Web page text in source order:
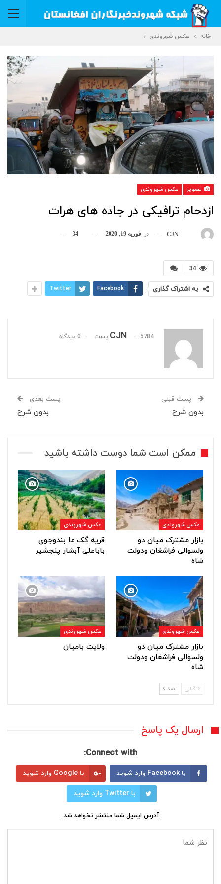
خانه عکس شهروندی
تصویر عکس شهروندی
ازدحام ترافیکی در جاده های هرات
CJN در فوریه 19, 2020 34
34
به اشتراک گذاری Facebook
Twitter
CJN 5784 پست 0 دیدگاه
پست قبلی
بدون شرح
پست بعدی
بدون شرح
ممکن است شما دوست داشته باشید
عکس شهروندی
بازار مشترک میان دو
ولسوالی فراشغان ودولت
شاه
عکس شهروندی
قریه گک ما بندوجوی
باباعلی آبشار پنجشیر
عکس شهروندی
بازار مشترک میان دو
ولسوالی فراشغان ودولت
شاه
عکس شهروندی
ولایت بامیان
قبلی بعد
ارسال یک پاسخ
Connect with:
با Facebook وارد شوید با Google وارد شوید
با Twitter وارد شوید
آدرس ایمیل شما منتشر نخواهد شد.